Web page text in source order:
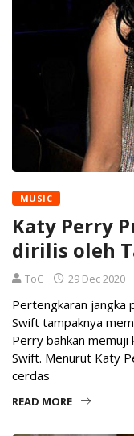
MUSIC
Katy Perry
dirilis oleh
ToC 29 Dec 2020
Pertengkaran jangka
Swift tampaknya
Perry bahkan memuji
Swift. Menurut Katy
cerdas
READ MORE